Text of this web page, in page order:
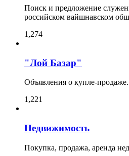
Поиск и предложение
российском вайшнавском
1,274
"Лой Базар"
Объявления о купле-продаже.
1,221
Недвижимость
Покупка, продажа, аренда